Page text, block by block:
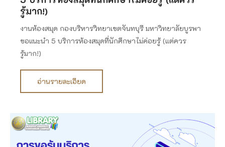
รู้มาก!)
งานห้องสมุด กองบริหารวิทยาเขตจันทบุรี มหาวิทยาลัยบูรพา
ขอแนะนำ 5 บริการห้องสมุดที่นักศึกษาไม่ค่อยรู้ (แต่ควร
รู้มาก!)
อ่านรายละเอียด